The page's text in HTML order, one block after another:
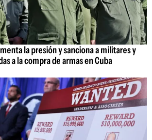
la presión y sanciona a militares y
a la compra de armas en Cuba